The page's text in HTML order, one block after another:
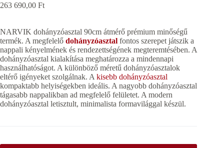
263 690,00 Ft
NARVIK dohányzóasztal 90cm átmérő prémium minőségű
termék. A megfelelő dohányzóasztal fontos szerepet játszik a
nappali kényelmének és rendezettségének megteremtésében. A
dohányzóasztal kialakítása meghatározza a mindennapi
használhatóságot. A különböző méretű dohányzóasztalok
eltérő igényeket szolgálnak. A kisebb dohányzóasztal
kompaktabb helyiségekben ideális. A nagyobb dohányzóasztal
tágasabb nappalikban ad megfelelő felületet. A modern
dohányzóasztal letisztult, minimalista formavilággal készül.